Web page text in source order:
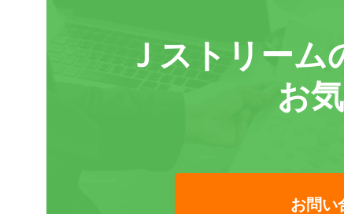
Ｊストリーム
お
お問い